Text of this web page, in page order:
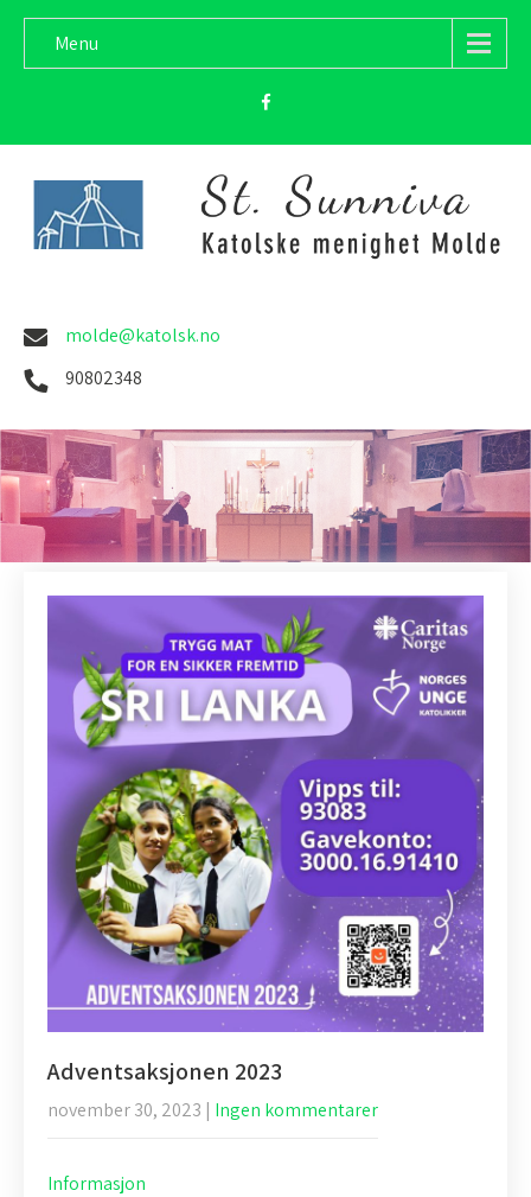
Menu
molde@katolsk.no
90802348
Adventsaksjonen 2023
november 30, 2023 | Ingen kommentarer
Informasjon